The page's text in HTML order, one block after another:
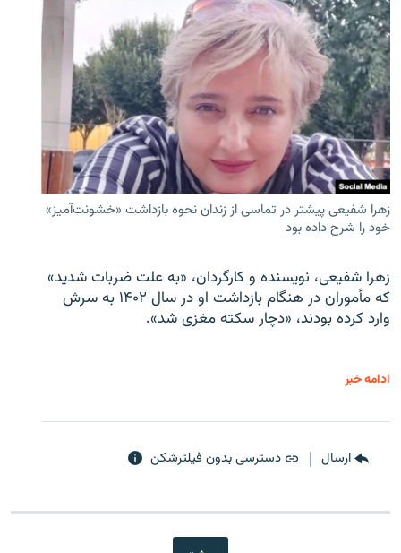
زهرا شفیعی پیشتر در تماسی از زندان نحوه بازداشت «خشونت‌آمیز»
خود را شرح داده بود
زهرا شفیعی، نویسنده و کارگردان، «به علت ضربات شدید»
که مأموران در هنگام بازداشت او در سال ۱۴۰۲ به سرش
وارد کرده بودند، «دچار سکته مغزی شد».
ادامه خبر
ارسال دسترسی بدون فیلترشکن